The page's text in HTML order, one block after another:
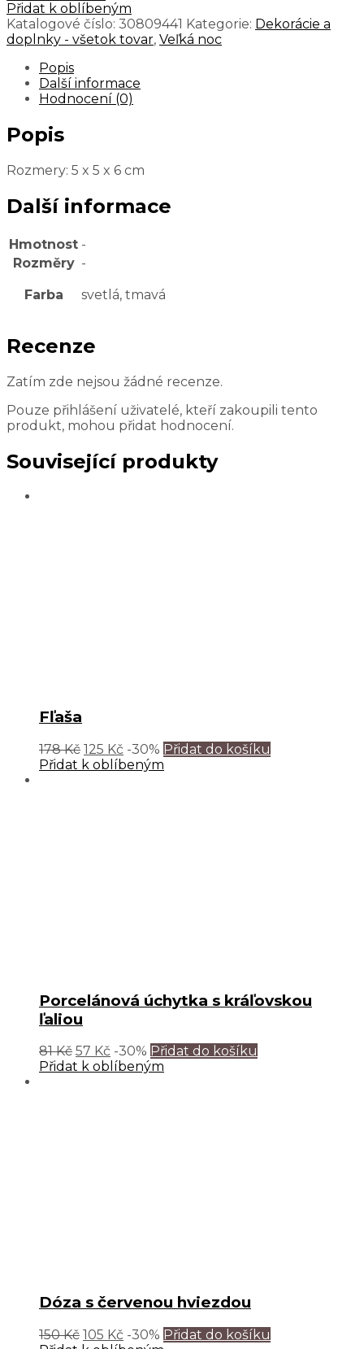
Přidat k oblíbeným
Katalogové číslo: 30809441 Kategorie: Dekorácie a
doplnky - všetok tovar, Veľká noc
Popis
Další informace
Hodnocení (0)
Popis
Rozmery: 5 x 5 x 6 cm
Další informace
Hmotnost -
Rozměry -
Farba svetlá, tmavá
Recenze
Zatím zde nejsou žádné recenze.
Pouze přihlášení uživatelé, kteří zakoupili tento
produkt, mohou přidat hodnocení.
Související produkty
Fľaša
178Kč 125 Kč -30% Přidat do košíku
Přidat k oblíbeným
Porcelánová úchytka s kráľovskou
ľaliou
81Kč 57 Kč -30% Přidat do košíku
Přidat k oblíbeným
Dóza s červenou hviezdou
150Kč 105 Kč -30% Přidat do košíku